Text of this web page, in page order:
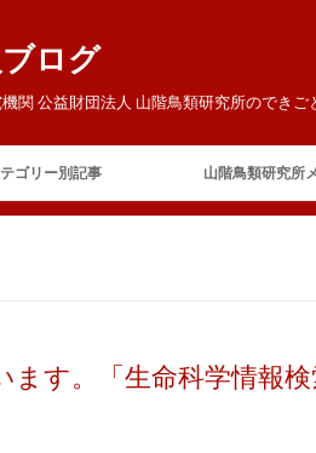
ログ
関 公益財団法人 山階鳥類研究所のできご
コ
ン
テ
ン
ツ
ゴリー別記事
ベント 賛助会員の
山階鳥類研究所
す。「生命科学情報